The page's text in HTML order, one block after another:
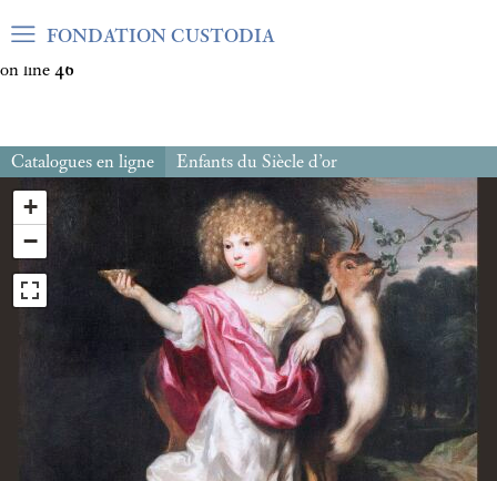
Warning: Undefined array key "var_mode" in
on line 46
FONDATION CUSTODIA
Catalogues en ligne Enfants du Siècle d’or
+
−